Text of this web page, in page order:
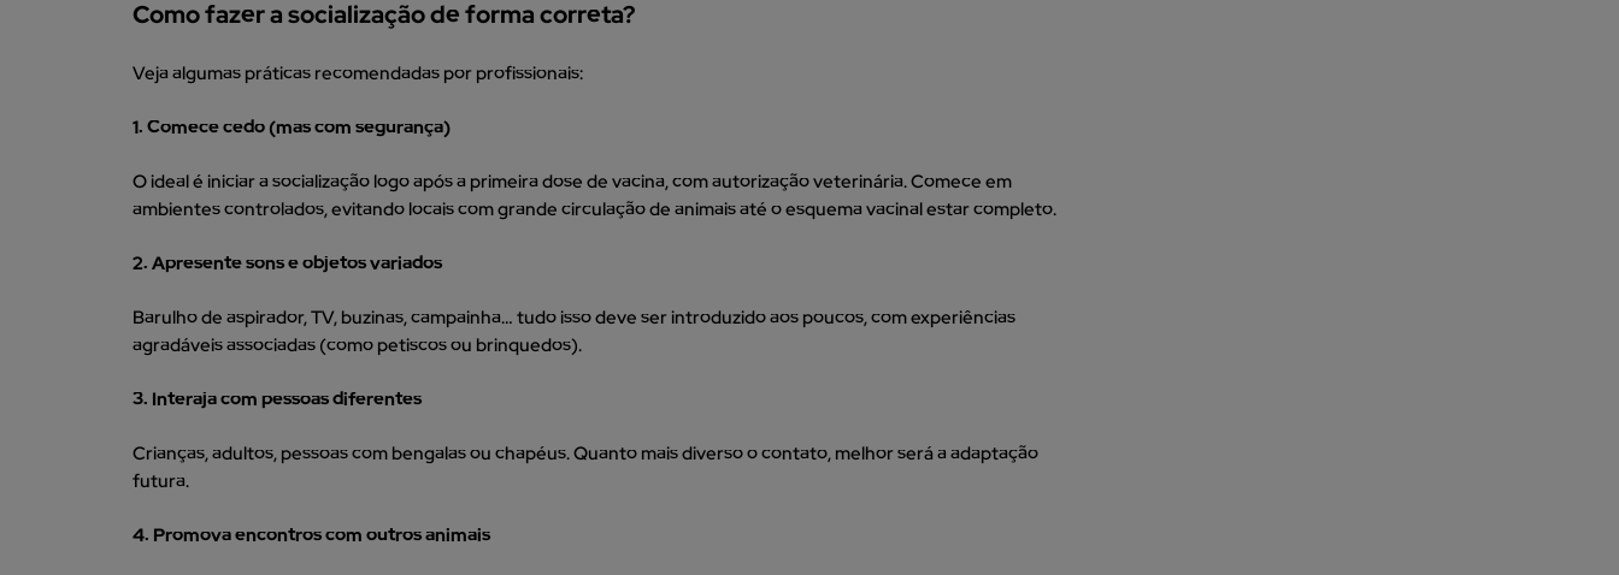
Como fazer a socialização de forma correta?
Veja algumas práticas recomendadas por profissionais:
1. Comece cedo (mas com segurança)
O ideal é iniciar a socialização logo após a primeira dose de vacina, com autorização veterinária. Comece em
ambientes controlados, evitando locais com grande circulação de animais até o esquema vacinal estar completo.
2. Apresente sons e objetos variados
Barulho de aspirador, TV, buzinas, campainha… tudo isso deve ser introduzido aos poucos, com experiências
agradáveis associadas (como petiscos ou brinquedos).
3. Interaja com pessoas diferentes
Crianças, adultos, pessoas com bengalas ou chapéus. Quanto mais diverso o contato, melhor será a adaptação
futura.
4. Promova encontros com outros animais